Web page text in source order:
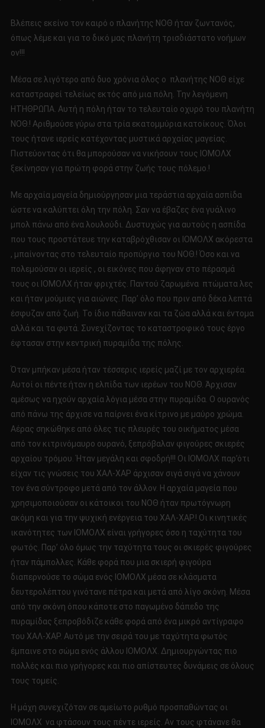
Βλέπεις εκείνο τον καιρό ο πλανήτης ΝΟΘ ήταν ζωντανός,
όπως λέμε και για το δικό μας πλανήτη τρισδιάστατο νοήμων
ον!!!
Μέσα σε λιγότερο από δυο χρόνια όλος ο πλανήτης ΝΟΘ είχε
καταστραφεί τελείως εκτός από μια πόλη. Την λεγόμενη
ΗΤΗΘΡΩΠΑ. Αυτή η πόλη ήταν το τελευταίο οχυρό του πλανήτη
ΝΟΘ.! Αριθμούσε γύρω στα τρία εκατομμύρια κατοίκους. Όλοι
τους ήτανε ιερείς κατέχοντας μυστικά αρχαίας μαγείας.
Πιστεύοντας ότι θα μπορούσαν να νικήσουν τους ΙΟΜΟΛΧ
ξεκίνησαν για πρώτη φορά στην ζωής τους πόλεμο.!
Με αρχαία μαγεία δημιούργησαν μια τεράστια αρχαία ασπίδα
ώστε να καλύπτει όλη την πόλη. Σαν να έβαζες ένα γυάλινο
μπολ πάνω από ένα λουλούδι. Δυστυχώς για αυτούς η ασπίδα
που τους προστάτευε την καταβρόχθισαν οι ΙΟΜΟΛΧ ακόρεστα
, μπαίνοντας στο τελευταίο προπύργιο του ΝΟΘ.! Όσο και να
πολεμούσαν οι ιερείς , οι εικόνες που άφηναν στο πέρασμά
τους οι ΙΟΜΟΛΧ ήταν φριχτές. Παντού ζαρωμένα πτώματα λες
και ήταν μούμιες για αιώνες. Παρ’ όλο που πριν από δέκα λεπτά
έσφυζαν από ζωή. Το ίδιο πάθαιναν και τα ζώα αλλά και έντομα
αλλά και τα φυτά. Συνεχίζοντας το καταστροφικό τους έργο
έφτασαν στην κεντρική πυραμίδα της πόλης.
Όταν μπήκαν μέσα ήταν τέσσερις ιερείς μαζί με τον αρχιερέα.
Αυτοί οι πέντε ήταν η ελπίδα των ιερέων του ΝΟΘ. Άρχισαν
αμέσως να ηχούν αρχαία λόγια μέσα στην πυραμίδα. Ο ουρανός
από πάνω της άρχισε να παίρνει ένα κίτρινο με μαύρο χρώμα.
Αέρας σηκώθηκε από όλες τις πλευρές του οικήματος μέσα
από τον κιτρινόμαυρο ουρανό, ξεπρόβαλαν φιγούρες σκιερές
αρχαίου τρόμου. Ήταν μεγάλη και σφοδρή!!! Οι ΙΟΜΟΛΧ παρ’ότι
είχαν τις γνώσεις του ΧΑΛ-ΧΑΡ άρχισαν σιγά σιγά να χάνουν
τον ένα σύντροφο μετά από τον άλλον. Η αρχαία μαγεία που
χρησιμοποιούσαν οι κάτοικοι του ΝΟΘ ήταν πρωτόγνωρη
ακόμη και για την ψυχική ενέργεια του ΧΑΛ-ΧΑΡ.! Οι κινητικές
ικανότητες των ΙΟΜΟΛΧ είναι γρήγορες όσο η ταχύτητα του
φωτός. Παρ’ όλο όμως την ταχύτητα τους οι σκιερές φιγούρες
ήταν πάμπολλες. Κάθε φορά που μια σκιερή φιγούρα
διαπερνούσε το σώμα ενός ΙΟΜΟΛΧ μέσα σε κλάσματα
δευτερολέπτου γινότανε πέτρα και μετά από λίγο σκόνη. Μέσα
από την σκόνη όπου κάποτε στο παγωμένο δάπεδο της
πυραμίδας ξεπροβόδιζε κάθε φορά από ένα μικρό αντίγραφο
του ΧΑΛ-ΧΑΡ. Αυτό με την σειρά του με ταχύτητα φωτός
έμπαινε στο σώμα ενός άλλου ΙΟΜΟΛΧ. Δημιουργώντας πιο
πολλές και πιο γρήγορες και πιο απίστευτες δυνάμεις σε όλους
τους τομείς.
Η μάχη συνεχιζόταν σε αμείωτο ρυθμό προσπαθώντας οι
ΙΟΜΟΛΧ να φτάσουν τους πέντε ιερείς. Αν τους φτάνανε θα